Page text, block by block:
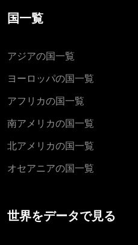
国一覧
アジアの国一覧
ヨーロッパの国一覧
アフリカの国一覧
南アメリカの国一覧
北アメリカの国一覧
オセアニアの国一覧
世界をデータで見る